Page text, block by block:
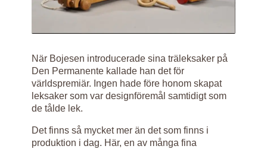
När Bojesen introducerade sina träleksaker på
Den Permanente kallade han det för
världspremiär. Ingen hade före honom skapat
leksaker som var designföremål samtidigt som
de tålde lek.
Det finns så mycket mer än det som finns i
produktion i dag. Här, en av många fina